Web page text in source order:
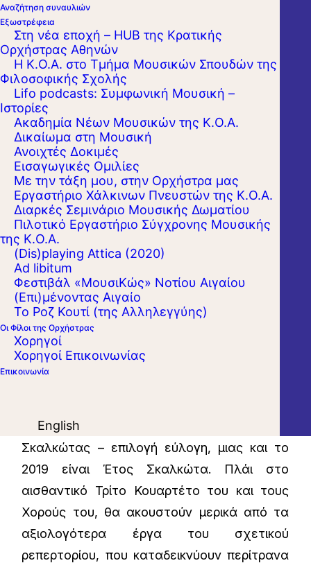
Αναζήτηση συναυλιών
Εξωστρέφεια
Στη νέα εποχή – HUB της Κρατικής
Ορχήστρας Αθηνών
Η Κ.Ο.Α. στο Τμήμα Μουσικών Σπουδών της
Φιλοσοφικής Σχολής
Lifo podcasts: Συμφωνική Μουσική –
Ιστορίες
Ακαδημία Νέων Μουσικών της Κ.Ο.Α.
Δικαίωμα στη Μουσική
Ανοιχτές Δοκιμές
Εισαγωγικές Ομιλίες
Με την τάξη μου, στην Ορχήστρα μας
Εργαστήριo Χάλκινων Πνευστών της Κ.Ο.Α.
Διαρκές Σεμινάριο Μουσικής Δωματίου
Πιλοτικό Εργαστήριο Σύγχρονης Μουσικής
της Κ.Ο.Α.
(Dis)playing Attica (2020)
Ad libitum
Φεστιβάλ «ΜουσιΚώς» Νοτίου Αιγαίου
(Επι)μένοντας Αιγαίο
Το Ροζ Κουτί (της Αλληλεγγύης)
Οι Φίλοι της Ορχήστρας
Χορηγοί
Χορηγοί Επικοινωνίας
Επικοινωνία
English
Πάντα και δυναμικά παρόν στις συναυλίες
μουσικής δωματίου της Κρατικής
Ορχήστρας, το Κουαρτέτο εγχόρδων
οποίου βρίσκεται ο μεγάλος Νίκος
Σκαλκώτας – επιλογή εύλογη, μιας και το
2019 είναι Έτος Σκαλκώτα. Πλάι στο
αισθαντικό Τρίτο Κουαρτέτο του και τους
Χορούς του, θα ακουστούν μερικά από τα
αξιολογότερα έργα του σχετικού
ρεπερτορίου, που καταδεικνύουν περίτρανα